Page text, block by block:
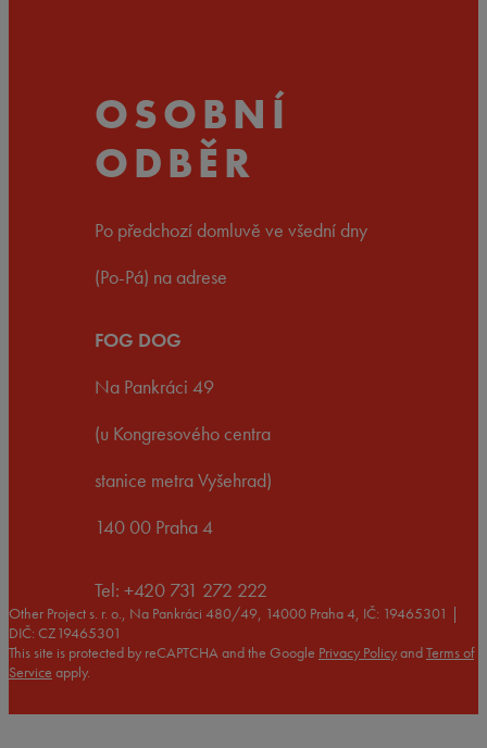
OSOBNÍ
ODBĚR
Po předchozí domluvě ve všední dny
(Po-Pá) na adrese
FOG DOG
Na Pankráci 49
(u Kongresového centra
stanice metra Vyšehrad)
140 00 Praha 4
Tel: +420 731 272 222
Other Project s. r. o., Na Pankráci 480/49, 14000 Praha 4, IČ: 19465301 |
DIČ: CZ19465301
This site is protected by reCAPTCHA and the Google Privacy PolicyandTerms of
Service apply.